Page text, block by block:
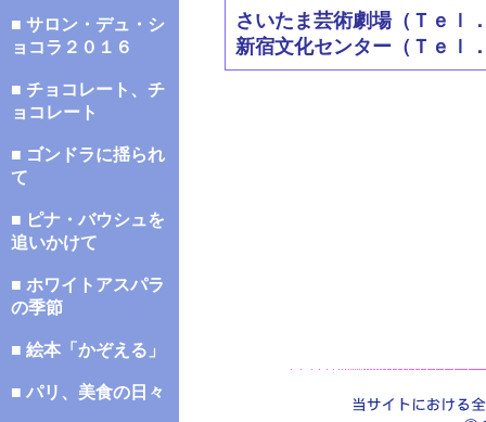
■ サロン・デュ・シ
ョコラ２０１６
■ チョコレート、チ
ョコレート
■ ゴンドラに揺られ
て
■ ピナ・バウシュを
追いかけて
■ ホワイトアスパラ
の季節
■ 絵本「かぞえる」
■ パリ、美食の日々
さいたま芸術劇場（Ｔｅｌ
新宿文化センター（Ｔｅｌ